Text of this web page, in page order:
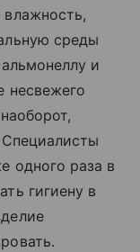
среды
и
несвежего
Специалисты
одного раза в
гигиену в